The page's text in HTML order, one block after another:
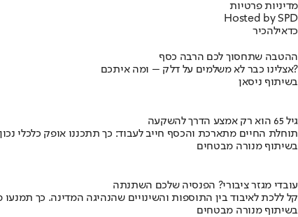
מדיניות פרטיות
Hosted by SPD
כדאילהכיר
ההטבה שתחסוך לכם הרבה כסף
אצלינו כבר לא משלמים על דלק – ומה איתכם?
בשיתוף ניסאן
גיל 65 הוא רק אמצע הדרך להשקעה
תוחלת החיים מתארכת והכסף חייב לעבוד: כך תתכננו אופק כלכלי נכון
בשיתוף מנורה מבטחים
עובדי מגזר ציבורי? הפנסיה שלכם השתנתה
קל ללכת לאיבוד בין התוספות והשינויים שהנהיגה המדינה. כך
בשיתוף מנורה מבטחים